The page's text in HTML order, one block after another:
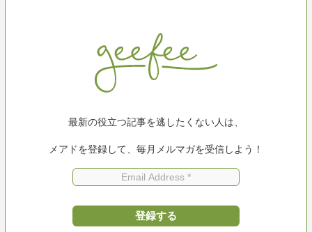
最新の役立つ記事を逃したくない人は、
メアドを登録して、毎月メルマガを受信しよう！